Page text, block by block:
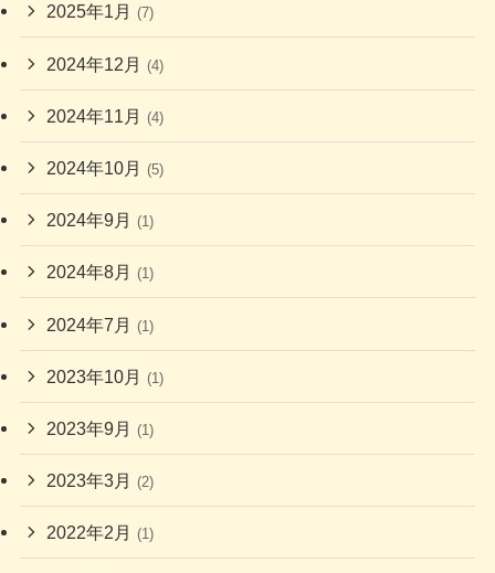
2025年1月 (7)
2024年12月 (4)
2024年11月 (4)
2024年10月 (5)
2024年9月 (1)
2024年8月 (1)
2024年7月 (1)
2023年10月 (1)
2023年9月 (1)
2023年3月 (2)
2022年2月 (1)